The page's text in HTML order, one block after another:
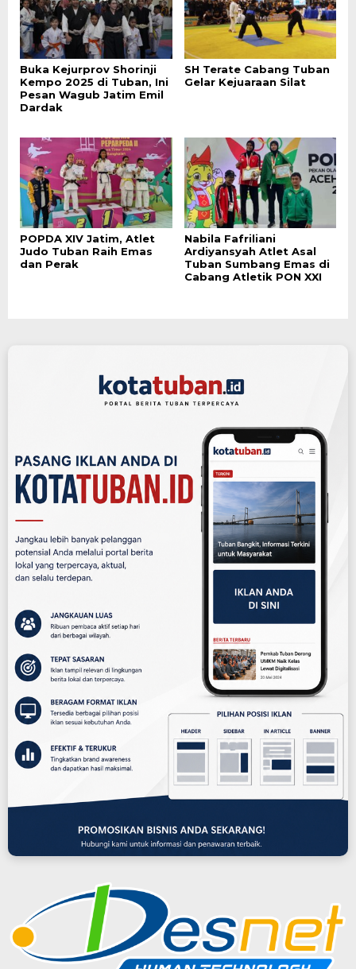
Buka Kejurprov Shorinji
Kempo 2025 di Tuban, Ini
Pesan Wagub Jatim Emil
Dardak
SH Terate Cabang Tuban
Gelar Kejuaraan Silat
POPDA XIV Jatim, Atlet
Judo Tuban Raih Emas
dan Perak
Nabila Fafriliani
Ardiyansyah Atlet Asal
Tuban Sumbang Emas di
Cabang Atletik PON XXI